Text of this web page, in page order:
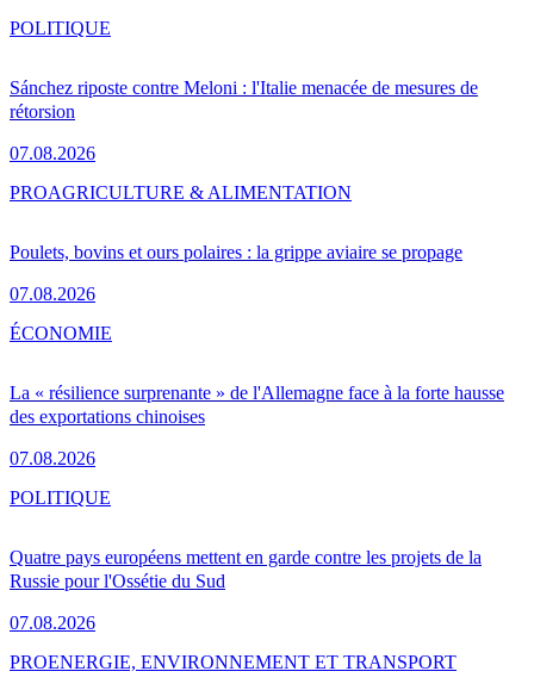
Sánchez riposte contre Meloni : l'Italie menacée de mesures de
rétorsion
07.08.2026
POLITIQUE
Poulets, bovins et ours polaires : la grippe aviaire se propage
07.08.2026
PROAGRICULTURE & ALIMENTATION
La « résilience surprenante » de l'Allemagne face à la forte hausse
des exportations chinoises
07.08.2026
ÉCONOMIE
Quatre pays européens mettent en garde contre les projets de la
Russie pour l'Ossétie du Sud
07.08.2026
POLITIQUE
PROENERGIE, ENVIRONNEMENT ET TRANSPORT